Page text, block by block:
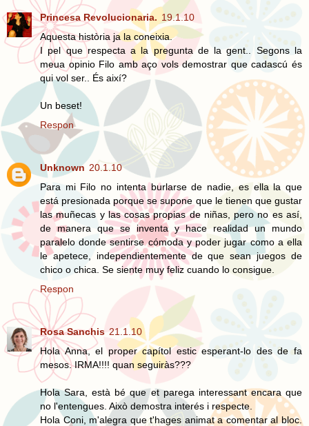
Princesa Revolucionaria. 19.1.10
Aquesta història ja la coneixia.
I pel que respecta a la pregunta de la gent.. Segons la
meua opinio Filo amb aço vols demostrar que cadascú és
qui vol ser.. És així?
Un beset!
Respon
Unknown 20.1.10
Para mi Filo no intenta burlarse de nadie, es ella la que
está presionada porque se supone que le tienen que gustar
las muñecas y las cosas propias de niñas, pero no es así,
de manera que se inventa y hace realidad un mundo
paralelo donde sentirse cómoda y poder jugar como a ella
le apetece, independientemente de que sean juegos de
chico o chica. Se siente muy feliz cuando lo consigue.
Respon
Rosa Sanchis 21.1.10
Hola Anna, el proper capítol estic esperant-lo des de fa
mesos. IRMA!!!! quan seguiràs???
Hola Sara, està bé que et parega interessant encara que
no l'entengues. Això demostra interés i respecte.
Hola Coni, m'alegra que t'hages animat a comentar al bloc.